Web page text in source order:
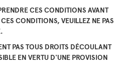
CES CONDITIONS AVANT
CONDITIONS, VEUILLEZ NE PAS
PAS TOUS DROITS DÉCOULANT
EN VERTU D'UNE PROVISION